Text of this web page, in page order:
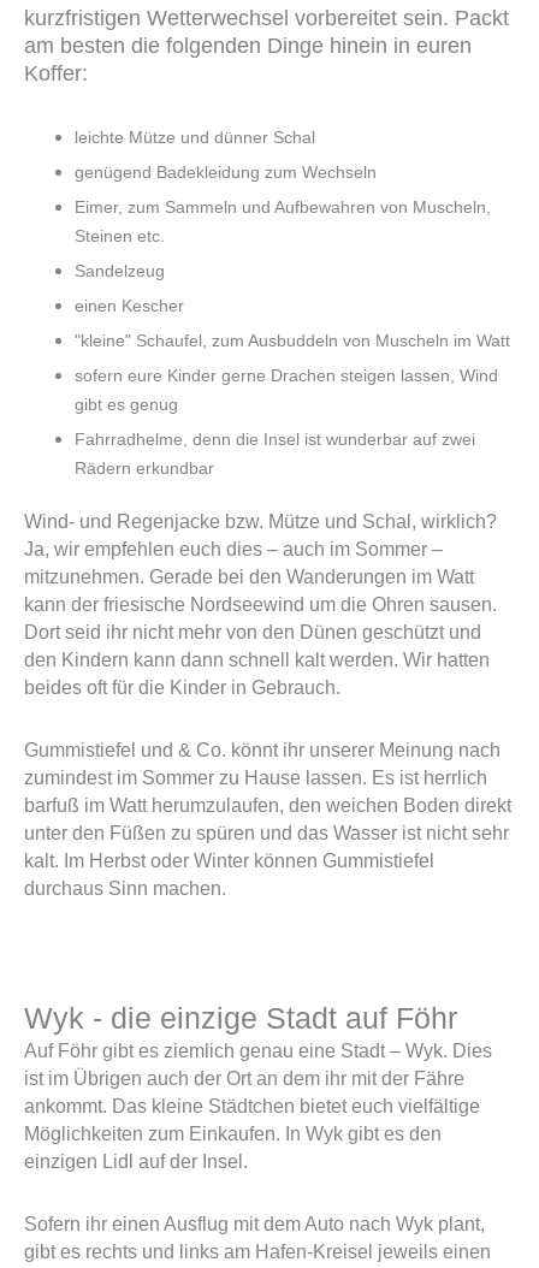
kurzfristigen Wetterwechsel vorbereitet sein. Packt
am besten die folgenden Dinge hinein in euren
Koffer:
leichte Mütze und dünner Schal
genügend Badekleidung zum Wechseln
Eimer, zum Sammeln und Aufbewahren von Muscheln,
Steinen etc.
Sandelzeug
einen Kescher
"kleine" Schaufel, zum Ausbuddeln von Muscheln im Watt
sofern eure Kinder gerne Drachen steigen lassen, Wind
gibt es genug
Fahrradhelme, denn die Insel ist wunderbar auf zwei
Rädern erkundbar
Wind- und Regenjacke bzw. Mütze und Schal, wirklich?
Ja, wir empfehlen euch dies – auch im Sommer –
mitzunehmen. Gerade bei den Wanderungen im Watt
kann der friesische Nordseewind um die Ohren sausen.
Dort seid ihr nicht mehr von den Dünen geschützt und
den Kindern kann dann schnell kalt werden. Wir hatten
beides oft für die Kinder in Gebrauch.
Gummistiefel und & Co. könnt ihr unserer Meinung nach
zumindest im Sommer zu Hause lassen. Es ist herrlich
barfuß im Watt herumzulaufen, den weichen Boden direkt
unter den Füßen zu spüren und das Wasser ist nicht sehr
kalt. Im Herbst oder Winter können Gummistiefel
durchaus Sinn machen.
Wyk - die einzige Stadt auf Föhr
Auf Föhr gibt es ziemlich genau eine Stadt – Wyk. Dies
ist im Übrigen auch der Ort an dem ihr mit der Fähre
ankommt. Das kleine Städtchen bietet euch vielfältige
Möglichkeiten zum Einkaufen. In Wyk gibt es den
einzigen Lidl auf der Insel.
Sofern ihr einen Ausflug mit dem Auto nach Wyk plant,
gibt es rechts und links am Hafen-Kreisel jeweils einen